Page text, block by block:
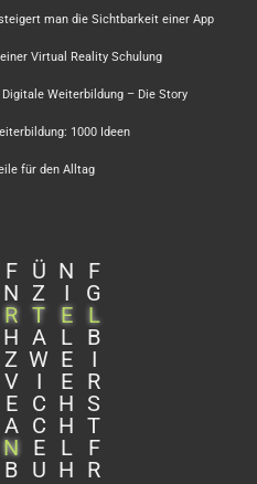
man die Sichtbarkeit einer App
Virtual Reality Schulung
Weiterbildung – Die Story
1000 Ideen
für den Alltag
F Ü N
F
N Z I
G
R T E
L
H A L
B
Z W E
I
V I E
R
E C H S
A C H T
N E L
F
B U H R